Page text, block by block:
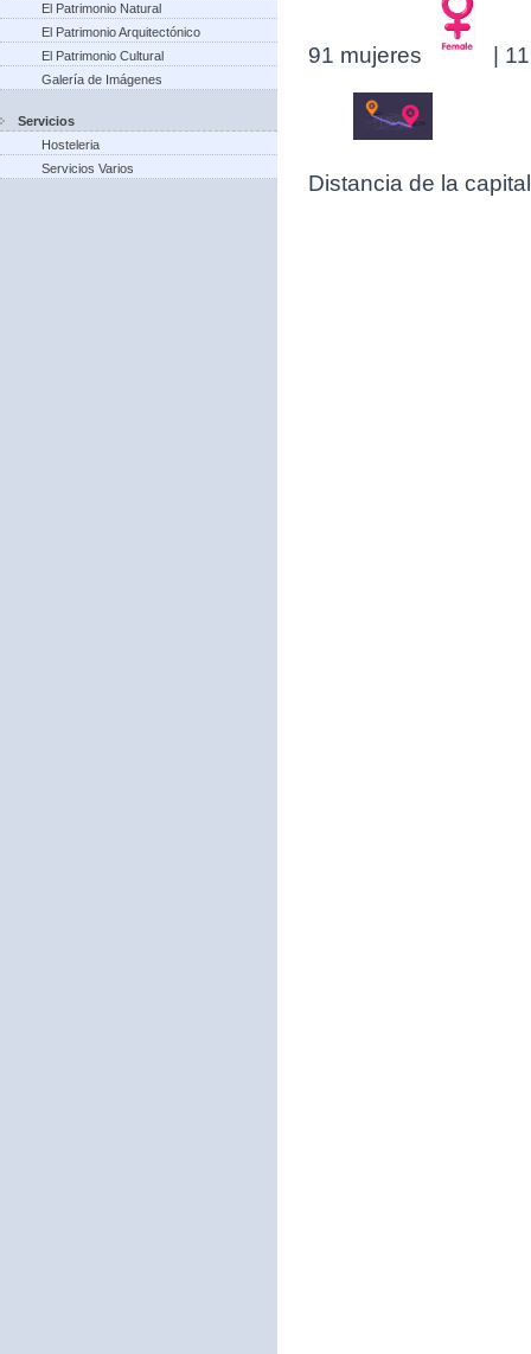
El Patrimonio Natural
El Patrimonio Arquitectónico
El Patrimonio Cultural
Galería de Imágenes
Servicios
Hosteleria
Servicios Varios
91 mujeres |
Distancia de la